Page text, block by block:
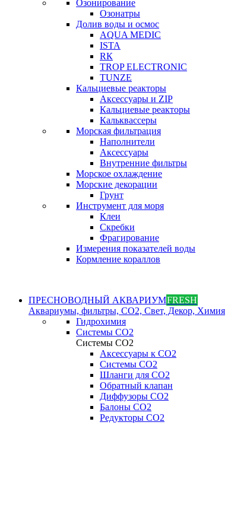
Озонирование
Озонатры
Долив воды и осмос
AQUA MEDIC
ISTA
RК
TROP ELECTRONIC
TUNZE
Кальциевые реакторы
Аксессуары и ZIP
Кальциевые реакторы
Кальквассеры
Морская фильтрация
Наполнители
Аксессуары
Внутренние фильтры
Морское охлаждение
Морские декорации
Грунт
Инструмент для моря
Клеи
Скребки
Фрагирование
Измерения показателей воды
Кормление кораллов
ПРЕСНОВОДНЫЙ АКВАРИУМFRESH
Аквариумы, фильтры, СО2, Свет, Декор, Химия
Гидрохимия
Системы СО2
Системы СО2
Аксессуары к СО2
Системы СО2
Шланги для CO2
Обратный клапан
Диффузоры СO2
Балоны CO2
Редукторы CO2